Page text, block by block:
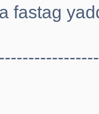
fastag